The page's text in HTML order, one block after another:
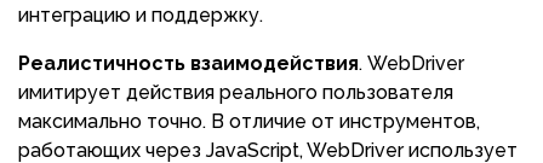
интеграцию и поддержку.
Реалистичность взаимодействия. WebDriver
имитирует действия реального пользователя
максимально точно. В отличие от инструментов,
работающих через JavaScript, WebDriver использует